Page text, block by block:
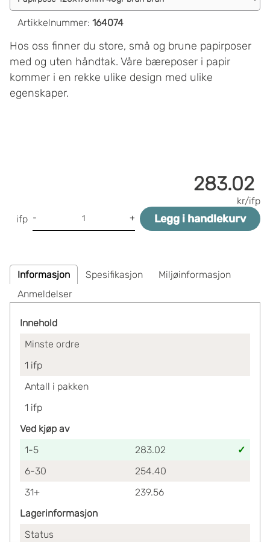
Artikkelnummer: 164074
Hos oss finner du store, små og brune papirposer
med og uten håndtak. Våre bæreposer i papir
kommer i en rekke ulike design med ulike
egenskaper.
283.02
kr/ifp
ifp - + Legg i handlekurv
Informasjon Spesifikasjon
Miljøinformasjon
Anmeldelser
Innehold
Minste ordre
1 ifp
Antall i pakken
1 ifp
Ved kjøp av
1-5
283.02
6-30
254.40
31+
239.56
Lagerinformasjon
Status